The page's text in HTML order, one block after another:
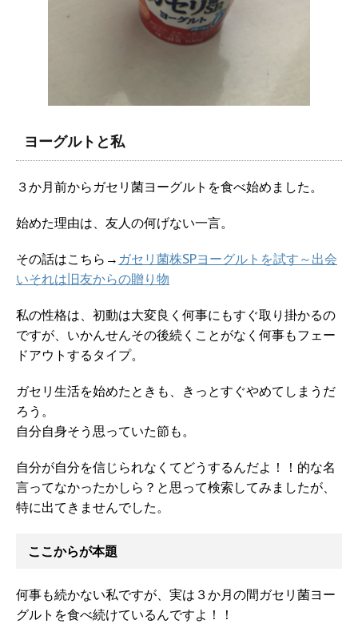
ヨーグルトと私
３か月前からガセリ菌ヨーグルトを食べ始めました。
始めた理由は、友人の何げない一言。
その話はこちら→ ガセリ菌株SPヨーグルトを試す～出会
いそれは旧友からの贈り物
私の性格は、初動は大変良く何事にもすぐ取り掛かるの
ですが、いかんせんその後続くことがなく何事もフェー
ドアウトするタイプ。
ガセリ生活を始めたときも、きっとすぐやめてしまうだ
ろう。
自分自身そう思っていた節も。
自分が自分を信じられなくてどうするんだよ！！的な名
言ってなかったかしら？と思って検索してみましたが、
特に出てきませんでした。
ここからが本題
何事も続かない私ですが、実は３か月の間ガセリ菌ヨー
グルトを食べ続けているんですよ！！